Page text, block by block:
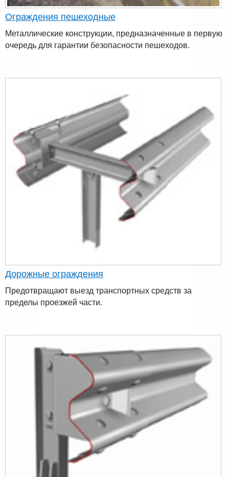
Ограждения пешеходные
Металлические конструкции, предназначенные в первую
очередь для гарантии безопасности пешеходов.
Дорожные ограждения
Предотвращают выезд транспортных средств за
пределы проезжей части.